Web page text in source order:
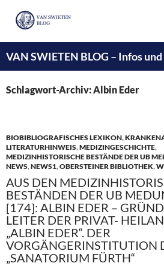
VAN SWIETEN BLOG – Infos
INHALT
SPRINGEN
Schlagwort-Archiv: Albin Eder
BIOBIBLIOGRAFISCHES LEXIKON,
LITERATURHINWEIS,MEDIZINGESCHICHTE,
MEDIZINHISTORISCHE BESTÄNDE DER UB
NEWS,NEWS1,OBERSTEINER BIBLIOTHEK,
AUS DEN
BESTÄNDEN DER UB
[174]: ALBIN EDER –
LEITER DER PRIVAT-
„ALBIN EDER“. DER
VORGÄNGERINSTITUTION
„SANATORIUM FÜRTH“